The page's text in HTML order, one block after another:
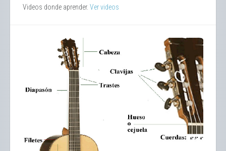
Videos donde aprender. Ver videos